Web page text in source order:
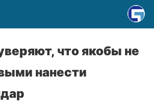
что якобы не
нанести